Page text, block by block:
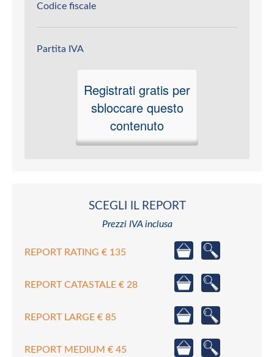
Codice fiscale
Partita IVA
Registrati gratis per
sbloccare questo
contenuto
SCEGLI IL REPORT
Prezzi IVA inclusa
REPORT RATING € 135
REPORT CATASTALE € 28
REPORT LARGE € 85
REPORT MEDIUM € 45